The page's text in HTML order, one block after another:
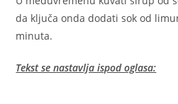
da ključa onda dodati sok od
minuta.
Tekst se nastavlja ispod oglasa: